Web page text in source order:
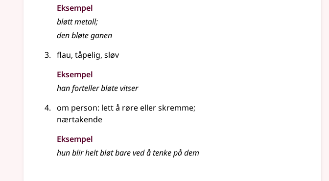
Eksempel
bløtt metall;
denbløteganen
flau, tåpelig, sløv
Eksempel
han forteller bløte vitser
om person: lett å røre eller skremme;
nærtakende
Eksempel
hun blir helt bløt bare ved å tenke på dem